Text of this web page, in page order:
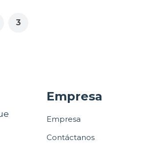
3
Empresa
Empresa
Contáctanos